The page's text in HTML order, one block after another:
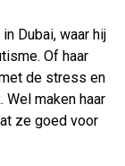
Dubai, waar hij
Of haar
de stress en
maken haar
ze goed voor